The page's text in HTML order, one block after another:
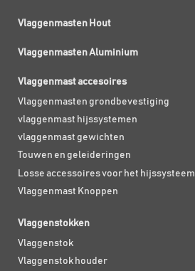
Vlaggenmasten Hout
Vlaggenmasten Aluminium
Vlaggenmast accesoires
Vlaggenmasten grondbevestiging
vlaggenmast hijssystemen
vlaggenmast gewichten
Touwen en geleideringen
Losse accessoires voor het hijssysteem
Vlaggenmast Knoppen
Vlaggenstokken
Vlaggenstok
Vlaggenstok houder